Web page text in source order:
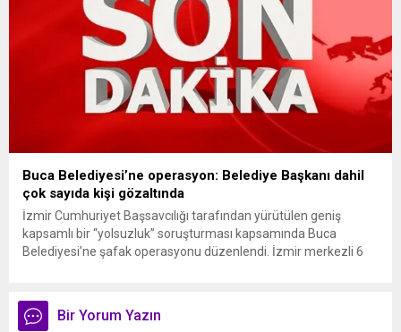
Buca Belediyesi’ne operasyon: Belediye Başkanı dahil
çok sayıda kişi gözaltında
İzmir Cumhuriyet Başsavcılığı tarafından yürütülen geniş
kapsamlı bir “yolsuzluk” soruşturması kapsamında Buca
Belediyesi’ne şafak operasyonu düzenlendi. İzmir merkezli 6
bulunduğu 62 şüpheli hakkında gözaltı kararı verildi. İzmir
Cumhuriyet Başsavcılığı’nın koordinasyonunda yürütülen teknik
Bir Yorum Yazın